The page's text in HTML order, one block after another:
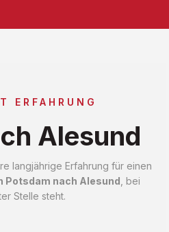
ERFAHRUNG
Alesund
langjährige Erfahrung für einen
Potsdam nach Alesund , bei
Stelle steht.